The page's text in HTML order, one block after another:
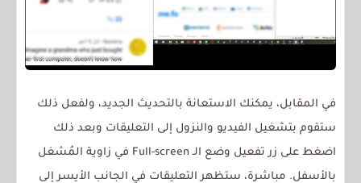
في المقابل، يمكنك الاستعانة بالتحديث الجديد، ولفعل ذلك
ستقوم بتشغيل الفيديو والنزول إلى التعليقات وبعد ذلك
اضغط على زر تفعيل وضع الـ Full-screen في زاوية المُشغل
بالأسفل. مباشرة، ستظهر التعليقات في الجانب الأيسر إلى